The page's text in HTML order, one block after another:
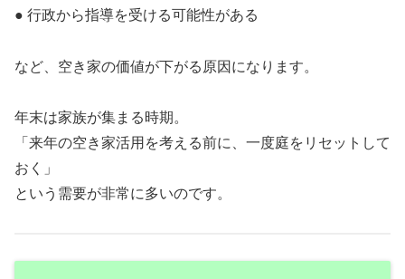
● 行政から指導を受ける可能性がある
など、空き家の価値が下がる原因になります。
年末は家族が集まる時期。
「来年の空き家活用を考える前に、一度庭をリセットして
おく」
という需要が非常に多いのです。